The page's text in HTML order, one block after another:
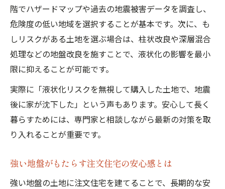
階でハザードマップや過去の地震被害データを調査し、
危険度の低い地域を選択することが基本です。次に、も
しリスクがある土地を選ぶ場合は、柱状改良や深層混合
処理などの地盤改良を施すことで、液状化の影響を最小
限に抑えることが可能です。
実際に「液状化リスクを無視して購入した土地で、地震
後に家が沈下した」という声もあります。安心して長く
暮らすためには、専門家と相談しながら最新の対策を取
り入れることが重要です。
強い地盤がもたらす注文住宅の安心感とは
強い地盤の土地に注文住宅を建てることで、長期的な安